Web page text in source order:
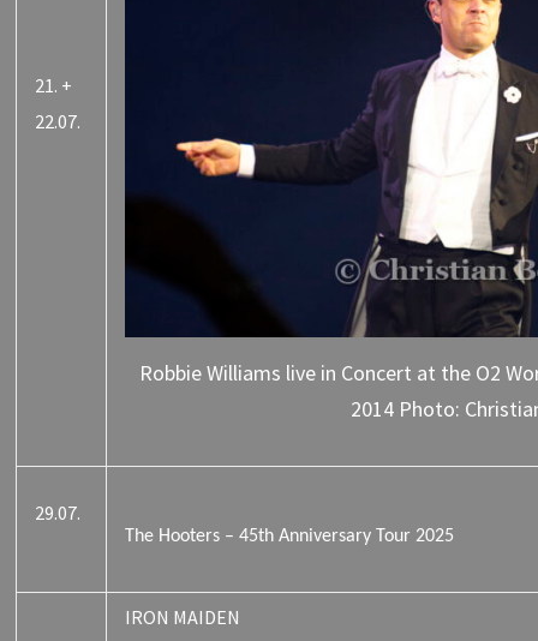
21. +
22.07.
Robbie Williams live in Concert at the O2
2014 Photo:
29.07.
The Hooters – 45th Anniversary Tour 2025
IRON MAIDEN